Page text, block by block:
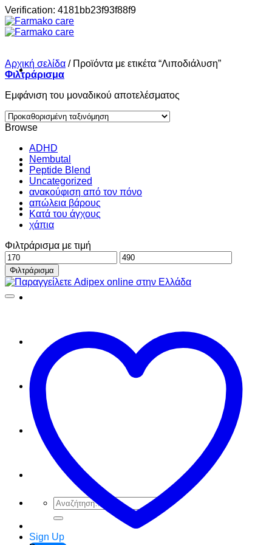
Verification: 4181bb23f93f88f9Μετάβαση
Σπίτι
Shop
About
Contact
Checkout
Cart
Ελληνικά
English
Αναζήτηση
για:
Sign Up
Αρχική σελίδα /Προϊόντα με ετικέτα “Λιποδιάλυση”
Φιλτράρισμα
Εμφάνιση του μοναδικού αποτελέσματος
Browse
ADHD
Nembutal
Peptide Blend
Uncategorized
ανακούφιση από τον πόνο
απώλεια βάρους
Κατά του άγχους
χάπια
Φιλτράρισμα με τιμή
Ελάχιστη
τιμή
Μέγιστη
τιμή
Φιλτράρισμα